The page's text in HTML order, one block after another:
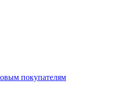
покупателям